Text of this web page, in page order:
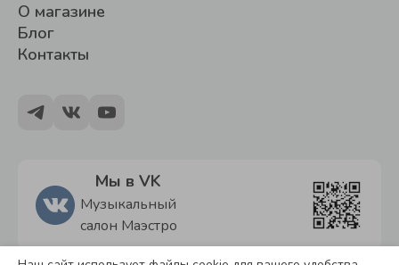
О магазине
Блог
Контакты
Мы в VK
Музыкальный
салон Маэстро